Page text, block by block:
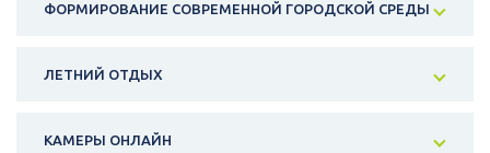
ФОРМИРОВАНИЕ СОВРЕМЕННОЙ ГОРОДСКОЙ СРЕДЫ
ЛЕТНИЙ ОТДЫХ
КАМЕРЫ ОНЛАЙН